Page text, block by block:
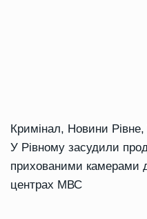
Кримінал, Новини Рівне,
У Рівному засудили
прихованими камерами
центрах МВС